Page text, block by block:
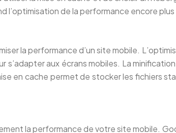
l’optimisation de la performance encore plus
la performance d’un site mobile.
aux écrans mobiles. La
en cache permet de stocker les fichiers
la performance de votre site mobile.